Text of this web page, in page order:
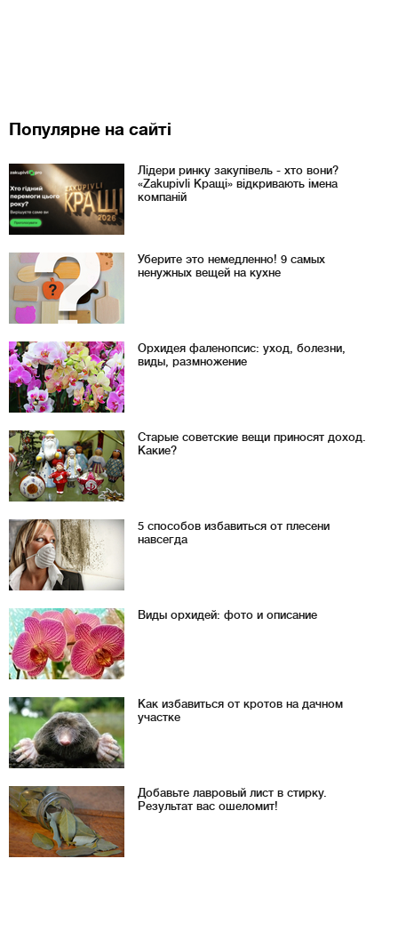
Популярне на сайті
Лідери ринку закупівель - хто вони?
«Zakupivli Кращі» відкривають імена
компаній
Уберите это немедленно! 9 самых
ненужных вещей на кухне
Орхидея фаленопсис: уход, болезни,
виды, размножение
Старые советские вещи приносят доход.
Какие?
5 способов избавиться от плесени
навсегда
Виды орхидей: фото и описание
Как избавиться от кротов на дачном
участке
Добавьте лавровый лист в стирку.
Результат вас ошеломит!